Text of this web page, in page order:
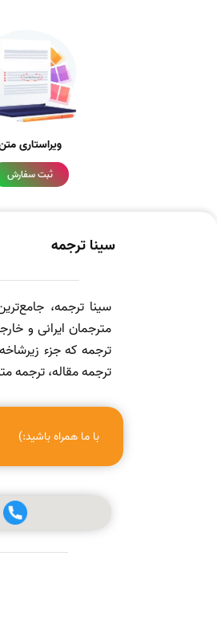
ویراستاری
ثبت سفارش
سینا ترجمه
سینا ترجمه،
مترجمان ایرانی و
ترجمه که جزء
ترجمه مقاله، ترجمه
با ما همراه باشید:)